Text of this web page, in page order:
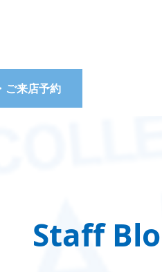
ご来店予約
Staff